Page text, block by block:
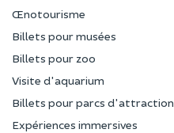
Œnotourisme
Billets pour musées
Billets pour zoo
Visite d'aquarium
Billets pour parcs d'attraction
Expériences immersives